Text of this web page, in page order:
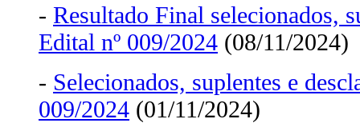
- Resultado Final selecionados,
Edital nº 009/2024 (08/11/2024)
- Selecionados, suplentes e
009/2024 (01/11/2024)